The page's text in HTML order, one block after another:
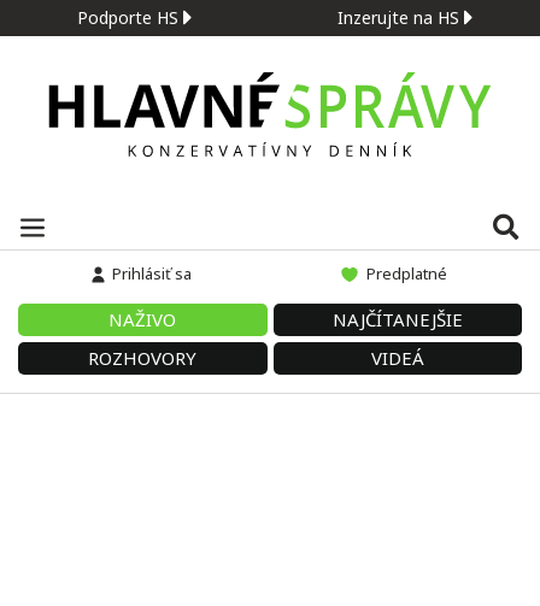
Podporte HS Inzerujte na HS
Prihlásiť sa Predplatné
NAŽIVO
NAJČÍTANEJŠIE
ROZHOVORY
VIDEÁ